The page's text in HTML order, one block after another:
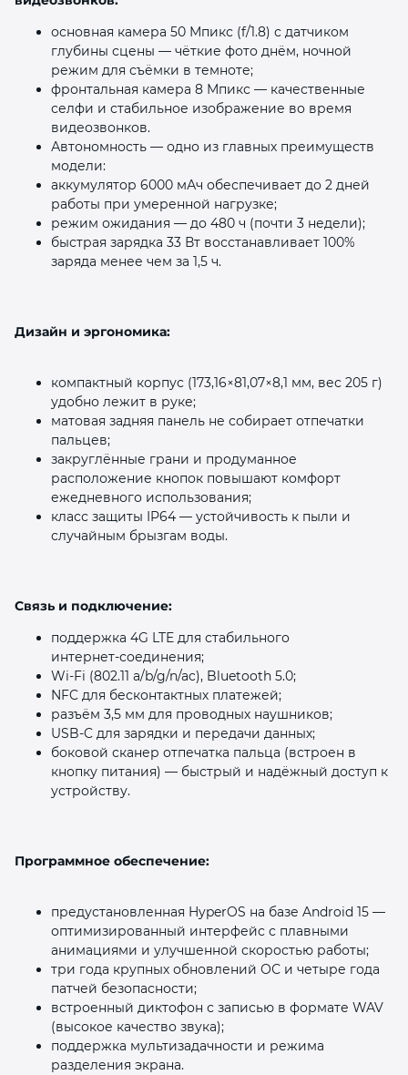
основная камера 50 Мпикс (f/1.8) с датчиком
глубины сцены — чёткие фото днём, ночной
режим для съёмки в темноте;
фронтальная камера 8 Мпикс — качественные
селфи и стабильное изображение во время
видеозвонков.
Автономность — одно из главных преимуществ
модели:
аккумулятор 6000 мАч обеспечивает до 2 дней
работы при умеренной нагрузке;
режим ожидания — до 480 ч (почти 3 недели);
быстрая зарядка 33 Вт восстанавливает 100%
заряда менее чем за 1,5 ч.
Дизайн и эргономика:
компактный корпус (173,16×81,07×8,1 мм, вес 205 г)
удобно лежит в руке;
матовая задняя панель не собирает отпечатки
пальцев;
закруглённые грани и продуманное
расположение кнопок повышают комфорт
ежедневного использования;
класс защиты IP64 — устойчивость к пыли и
случайным брызгам воды.
Связь и подключение:
поддержка 4G LTE для стабильного
интернет‑соединения;
Wi‑Fi (802.11 a/b/g/n/ac), Bluetooth 5.0;
NFC для бесконтактных платежей;
разъём 3,5 мм для проводных наушников;
USB‑C для зарядки и передачи данных;
боковой сканер отпечатка пальца (встроен в
кнопку питания) — быстрый и надёжный доступ к
устройству.
Программное обеспечение:
предустановленная HyperOS на базе Android 15 —
оптимизированный интерфейс с плавными
анимациями и улучшенной скоростью работы;
три года крупных обновлений ОС и четыре года
патчей безопасности;
встроенный диктофон с записью в формате WAV
(высокое качество звука);
поддержка мультизадачности и режима
разделения экрана.